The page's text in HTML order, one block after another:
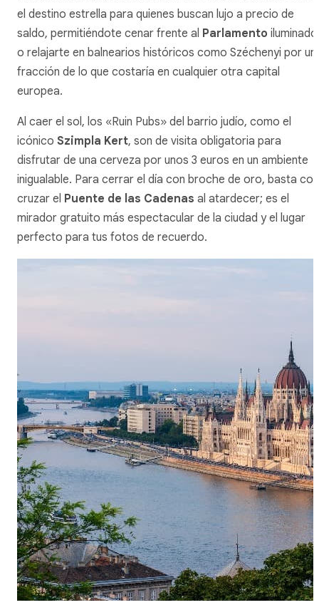
el destino estrella para quienes buscan lujo a precio de
saldo, permitiéndote cenar frente al Parlamento iluminado
o relajarte en balnearios históricos como Széchenyi por
fracción de lo que costaría en cualquier otra capital
europea.
Al caer el sol, los «Ruin Pubs» del barrio judío, como el
icónico Szimpla Kert, son de visita obligatoria para
disfrutar de una cerveza por unos 3 euros en un ambiente
inigualable. Para cerrar el día con broche de oro, basta con
cruzar el Puente de las Cadenas al atardecer; es el
mirador gratuito más espectacular de la ciudad y el lugar
perfecto para tus fotos de recuerdo.